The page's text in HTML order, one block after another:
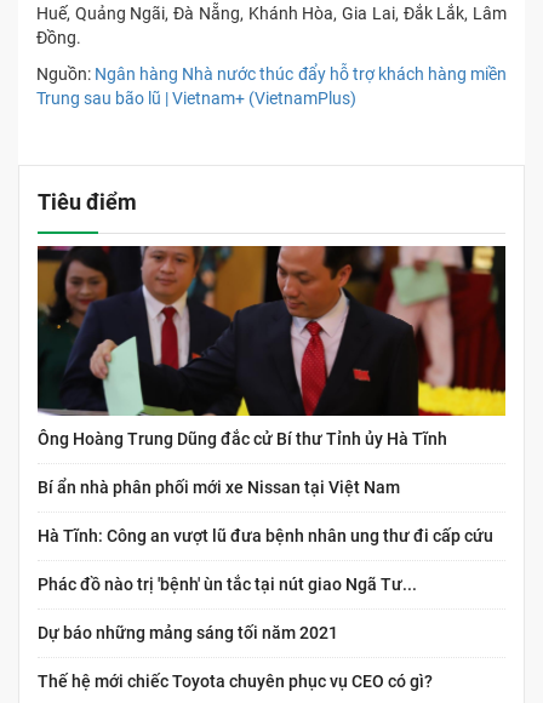
Huế, Quảng Ngãi, Đà Nẵng, Khánh Hòa, Gia Lai, Đắk Lắk, Lâm
Đồng.
Nguồn: Ngân hàng Nhà nước thúc đẩy hỗ trợ khách hàng miền
Trung sau bão lũ | Vietnam+ (VietnamPlus)
Tiêu điểm
Ông Hoàng Trung Dũng đắc cử Bí thư Tỉnh ủy Hà Tĩnh
Bí ẩn nhà phân phối mới xe Nissan tại Việt Nam
Hà Tĩnh: Công an vượt lũ đưa bệnh nhân ung thư đi cấp cứu
Phác đồ nào trị 'bệnh' ùn tắc tại nút giao Ngã Tư...
Dự báo những mảng sáng tối năm 2021
Thế hệ mới chiếc Toyota chuyên phục vụ CEO có gì?